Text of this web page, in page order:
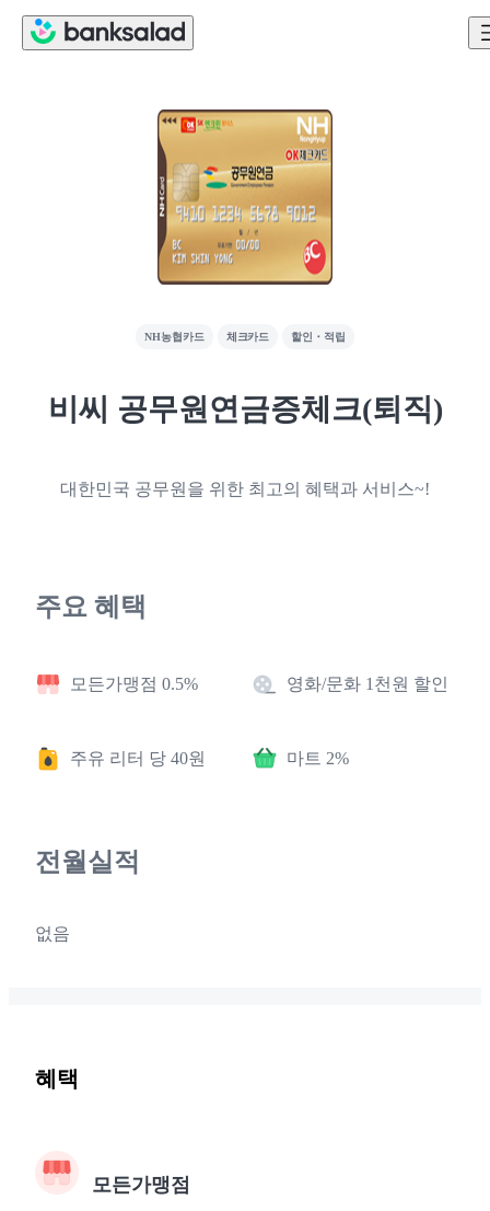
NH농협카드 체크카드 할인・적립
비씨 공무원연금증체크(퇴직)
대한민국 공무원을 위한 최고의 혜택과 서비스~!
주요 혜택
모든가맹점 0.5% 영화/문화 1천원 할인
주유 리터 당 40원 마트 2%
전월실적
없음
혜택
모든가맹점